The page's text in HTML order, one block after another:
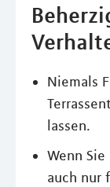
Niemals
lassen.
Wenn
auch nur